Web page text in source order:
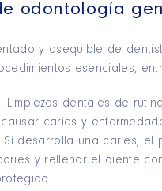
odontología
y asequible de
esenciales,
Limpiezas dentales de
caries y
Si desarrolla una caries, el
y rellenar el diente